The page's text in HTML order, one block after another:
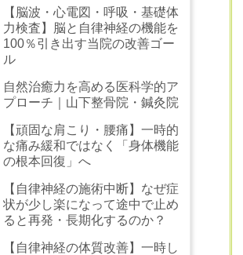
【脳波・心電図・呼吸・基礎体
力検査】脳と自律神経の機能を
100％引き出す当院の改善ゴー
ル
自然治癒力を高める医科学的ア
プローチ｜山下整骨院・鍼灸院
【頑固な肩こり・腰痛】一時的
な痛み緩和ではなく「身体機能
の根本回復」へ
【自律神経の施術中断】なぜ症
状が少し楽になって途中で止め
ると再発・長期化するのか？
【自律神経の体質改善】一時し